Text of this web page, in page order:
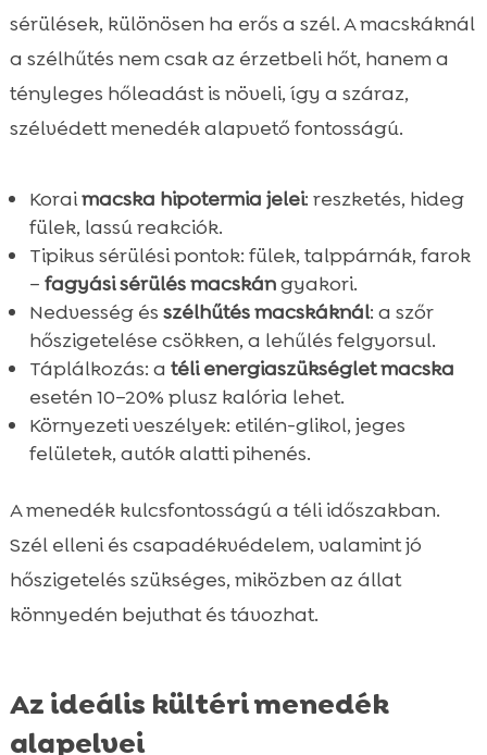
sérülések, különösen ha erős a szél. A macskáknál
a szélhűtés nem csak az érzetbeli hőt, hanem a
tényleges hőleadást is növeli, így a száraz,
szélvédett menedék alapvető fontosságú.
Koraimacska hipotermia jelei: reszketés, hideg
fülek, lassú reakciók.
Tipikus sérülési pontok: fülek, talppárnák, farok
– fagyási sérülés macskángyakori.
Nedvesség és szélhűtés macskáknál: a szőr
hőszigetelése csökken, a lehűlés felgyorsul.
Táplálkozás: a téli energiaszükséglet macska
esetén 10–20% plusz kalória lehet.
Környezeti veszélyek: etilén-glikol, jeges
felületek, autók alatti pihenés.
A menedék kulcsfontosságú a téli időszakban.
Szél elleni és csapadékvédelem, valamint jó
hőszigetelés szükséges, miközben az állat
könnyedén bejuthat és távozhat.
Az ideális kültéri menedék
alapelvei